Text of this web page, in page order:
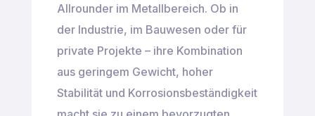
Allrounder im Metallbereich. Ob in
der Industrie, im Bauwesen oder für
private Projekte – ihre Kombination
aus geringem Gewicht, hoher
Stabilität und Korrosionsbeständigkeit